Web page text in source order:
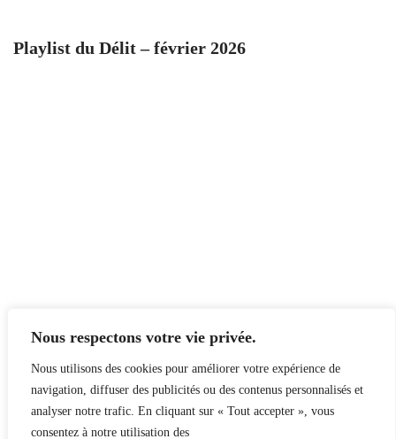
Nous respectons votre vie privée.
Nous utilisons des cookies pour améliorer votre expérience de
navigation, diffuser des publicités ou des contenus personnalisés et
analyser notre trafic. En cliquant sur « Tout accepter », vous
consentez à notre utilisation des
Playlist du Délit – février 2026